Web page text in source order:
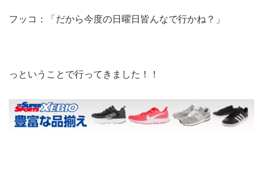
フッコ：「だから今度の日曜日皆んなで行かね？」
っということで行ってきました！！